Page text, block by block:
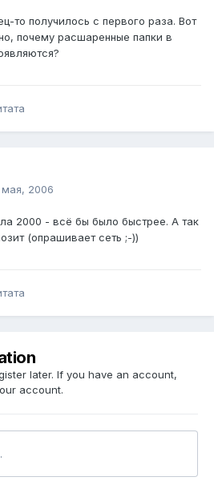
то получилось с первого раза. Вот
почему расшаренные папки в
мая, 2006
2000 - всё бы было быстрее. А так
(опрашивает сеть ;-))
later. If you have an account,
account.